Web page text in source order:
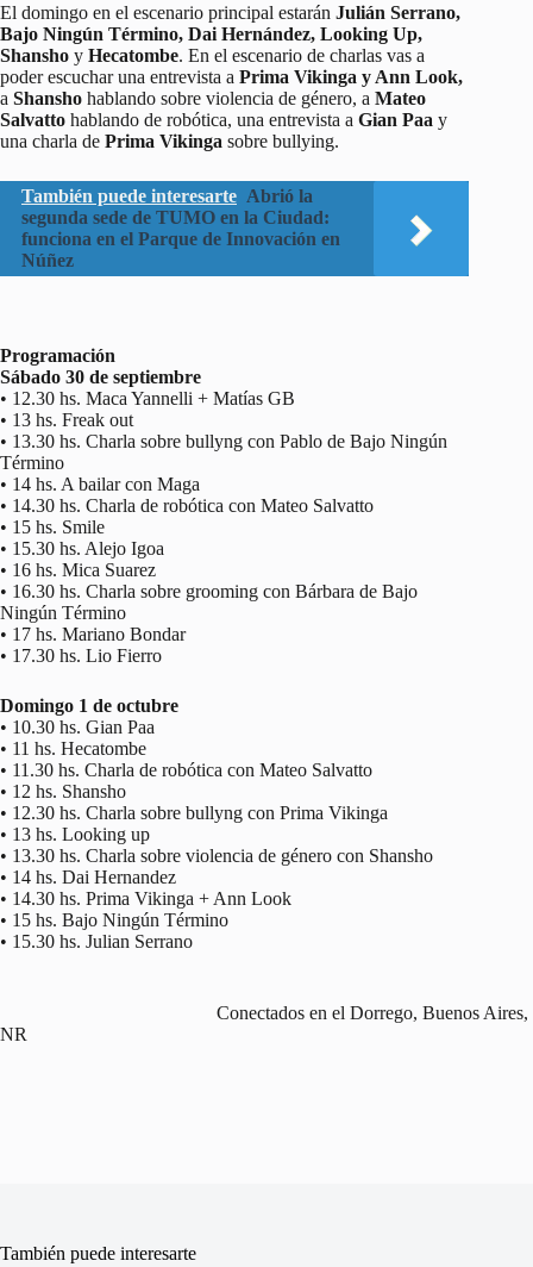
El domingo en el escenario principal estarán Julián Serrano,
Bajo Ningún Término, Dai Hernández, Looking Up,
Shansho y Hecatombe. En el escenario de charlas vas a
poder escuchar una entrevista a Prima Vikinga y Ann Look,
a Shansho hablando sobre violencia de género, a Mateo
Salvatto hablando de robótica, una entrevista a Gian Paa y
una charla de Prima Vikinga sobre bullying.
También puede interesarte Abrió la
segunda sede de TUMO en la Ciudad:
funciona en el Parque de Innovación en
Núñez
Programación
Sábado 30 de septiembre
• 12.30 hs. Maca Yannelli + Matías GB
• 13 hs. Freak out
• 13.30 hs. Charla sobre bullyng con Pablo de Bajo Ningún
Término
• 14 hs. A bailar con Maga
• 14.30 hs. Charla de robótica con Mateo Salvatto
• 15 hs. Smile
• 15.30 hs. Alejo Igoa
• 16 hs. Mica Suarez
• 16.30 hs. Charla sobre grooming con Bárbara de Bajo
Ningún Término
• 17 hs. Mariano Bondar
• 17.30 hs. Lio Fierro
Domingo 1 de octubre
• 10.30 hs. Gian Paa
• 11 hs. Hecatombe
• 11.30 hs. Charla de robótica con Mateo Salvatto
• 12 hs. Shansho
• 12.30 hs. Charla sobre bullyng con Prima Vikinga
• 13 hs. Looking up
• 13.30 hs. Charla sobre violencia de género con Shansho
• 14 hs. Dai Hernandez
• 14.30 hs. Prima Vikinga + Ann Look
• 15 hs. Bajo Ningún Término
• 15.30 hs. Julian Serrano
Conectados en el Dorrego, Buenos Aires,
NR
También puede interesarte